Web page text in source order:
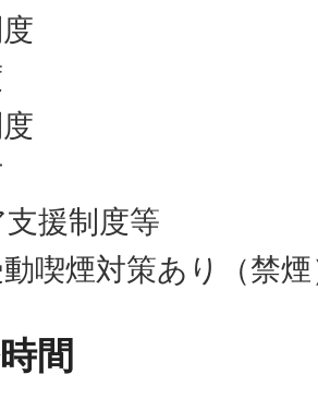
支援制度等
動喫煙対策あり（禁
間